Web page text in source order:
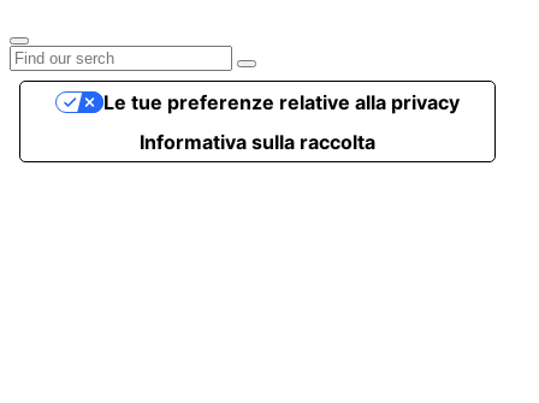
Informativa sulla raccolta
Le tue preferenze relative alla privacy